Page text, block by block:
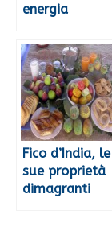
energia
Fico d’India, le
sue proprietà
dimagranti